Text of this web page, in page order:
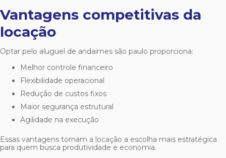
Vantagens competitivas da
locação
Optar pelo aluguel de andaimes são paulo proporciona:
Melhor controle financeiro
Flexibilidade operacional
Redução de custos fixos
Maior segurança estrutural
Agilidade na execução
Essas vantagens tornam a locação a escolha mais estratégica
para quem busca produtividade e economia.